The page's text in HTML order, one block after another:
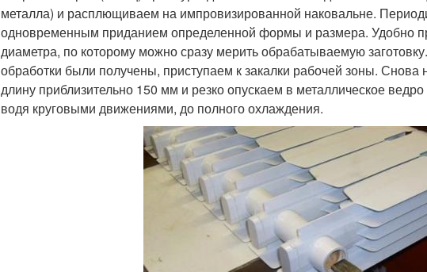
металла) и расплющиваем на импровизированной наковальне.
одновременным приданием определенной формы и размера. Удобно
диаметра, по которому можно сразу мерить обрабатываемую
обработки были получены, приступаем к закалки рабочей зоны.
длину приблизительно 150 мм и резко опускаем в металлическое
водя круговыми движениями, до полного охлаждения.